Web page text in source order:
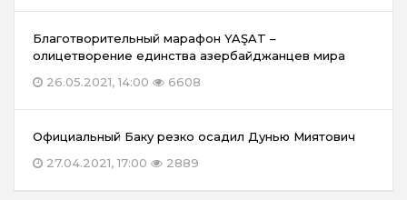
Благотворительный марафон YAŞAT –
олицетворение единства азербайджанцев мира
26.05.2021, 14:00
6608
Официальный Баку резко осадил Дунью Миятович
27.04.2021, 17:00
2889